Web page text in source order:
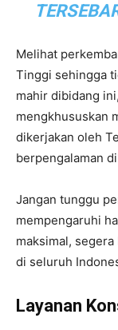
Melihat
Tinggi sehingga
mahir dibidang
mengkhususkan
dikerjakan oleh
berpengalaman
Jangan tunggu
mempengaruhi
maksimal,
di seluruh
Layanan